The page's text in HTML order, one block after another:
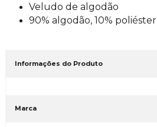
Veludo de algodão
90% algodão, 10% poliéster
Informações do Produto
Marca